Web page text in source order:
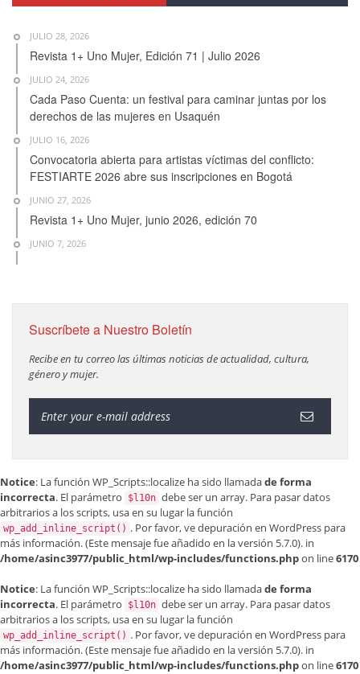
JULIO 28, 2026
Revista 1+ Uno Mujer, Edición 71 | Julio 2026
JULIO 24, 2026
Cada Paso Cuenta: un festival para caminar juntas por los
derechos de las mujeres en Usaquén
JULIO 16, 2026
Convocatoria abierta para artistas víctimas del conflicto:
FESTIARTE 2026 abre sus inscripciones en Bogotá
JUNIO 27, 2026
Revista 1+ Uno Mujer, junio 2026, edición 70
JUNIO 7, 2026
Suscríbete a Nuestro Boletín
Recibe en tu correo las últimas noticias de actualidad, cultura,
género y mujer.
Notice: La función WP_Scripts::localize ha sido llamadade forma
incorrecta. El parámetro $l10n debe ser un array. Para pasar datos
arbitrarios a los scripts, usa en su lugar la función
wp_add_inline_script() . Por favor, vedepuración en WordPress para
más información. (Este mensaje fue añadido en la versión 5.7.0). in
/home/asinc3977/public_html/wp-includes/functions.phpon line6170
Notice: La función WP_Scripts::localize ha sido llamadade forma
incorrecta. El parámetro $l10n debe ser un array. Para pasar datos
arbitrarios a los scripts, usa en su lugar la función
wp_add_inline_script() . Por favor, vedepuración en WordPress para
más información. (Este mensaje fue añadido en la versión 5.7.0). in
/home/asinc3977/public_html/wp-includes/functions.phpon line6170